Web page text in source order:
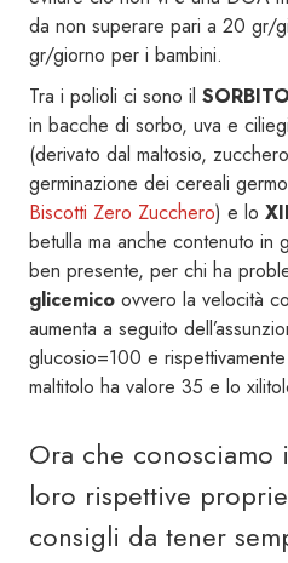
da non superare pari a 20 gr/
gr/giorno per i bambini.
Tra i polioli ci sono il
in bacche di sorbo, uva e
(derivato dal maltosio,
germinazione dei cereali
Biscotti Zero Zucchero) e lo
betulla ma anche contenuto
ben presente, per chi ha
glicemico ovvero la velocità
aumenta a seguito
glucosio=100 e
maltitolo ha valore 35 e lo
Ora che
loro rispettive
consigli da tener